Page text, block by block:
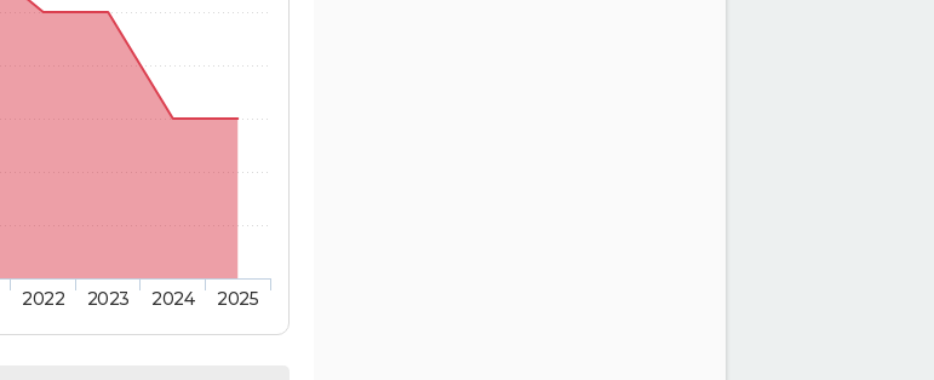
2022 2023 2024 2025